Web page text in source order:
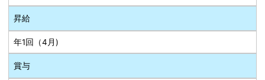
昇給
年1回（4月)
賞与